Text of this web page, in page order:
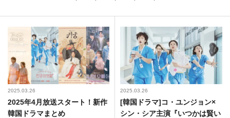
2025.03.26
2025年4月放送スタート！新作
韓国ドラマまとめ
2025.03.26
[韓国ドラマ]コ・ユンジョン×
シン・シア主演『いつかは賢い